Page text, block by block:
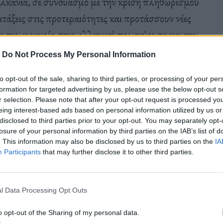
Do Not Process My Personal Information
opt-out of the sale, sharing to third parties, or processing of your
for targeted advertising by us, please use the below opt-out
selection. Please note that after your opt-out request is processed
interest-based ads based on personal information utilized by us
to third parties prior to your opt-out. You may separately
of your personal information by third parties on the IAB’s list of
This information may also be disclosed by us to third parties on the
Participants that may further disclose it to other third parties.
Data Processing Opt Outs
opt-out of the Sharing of my personal data.
στις προτεραιότητες και προτάσσουν νέες
την ευκαιρία στην ελληνική πρωτεύουσα και την
στην προσπάθεια για την εμβάθυνση των
Η Αθήνα, ως μία σημαντική μητρόπολη
αναλάβει πρωτοβουλίες με περιφερειακή και
προσκήνιο ζητήματα που απασχολούν
τη συνεργασία σε τομείς όπως η οικονομία, η
ακόμη και οι διεθνείς σχέσεις μέσα σε ένα
διαβαλκανική συνεργασία αναφέρεται και στο